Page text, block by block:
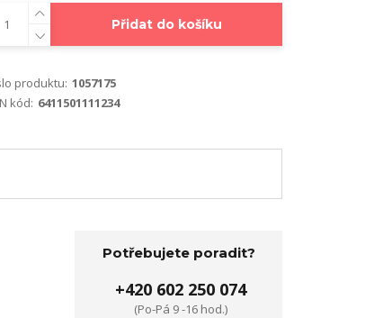
Přidat do košíku
produktu: 1057175
kód: 6411501111234
Potřebujete poradit?
+420 602 250 074
(Po-Pá 9 -16 hod.)